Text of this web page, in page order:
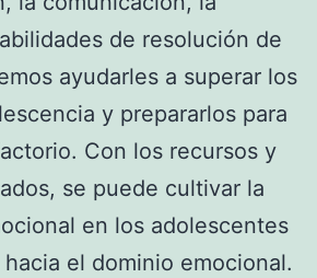
de resolución de
ayudarles a superar los
y prepararlos para
Con los recursos y
se puede cultivar la
en los adolescentes
el dominio emocional.